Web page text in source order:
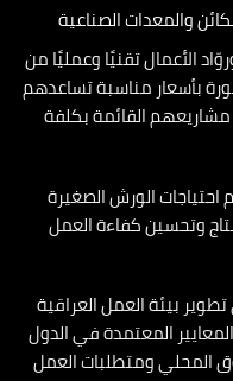
والمعدات الصناعية
الأعمال تقنيًا وعمليًا من
بأسعار مناسبة تساعدهم
القائمة بكلفة
احتياجات الورش الصغيرة
وتحسين كفاءة العمل
بيئة العمل العراقية
المعتمدة في الدول
المحلي ومتطلبات العمل